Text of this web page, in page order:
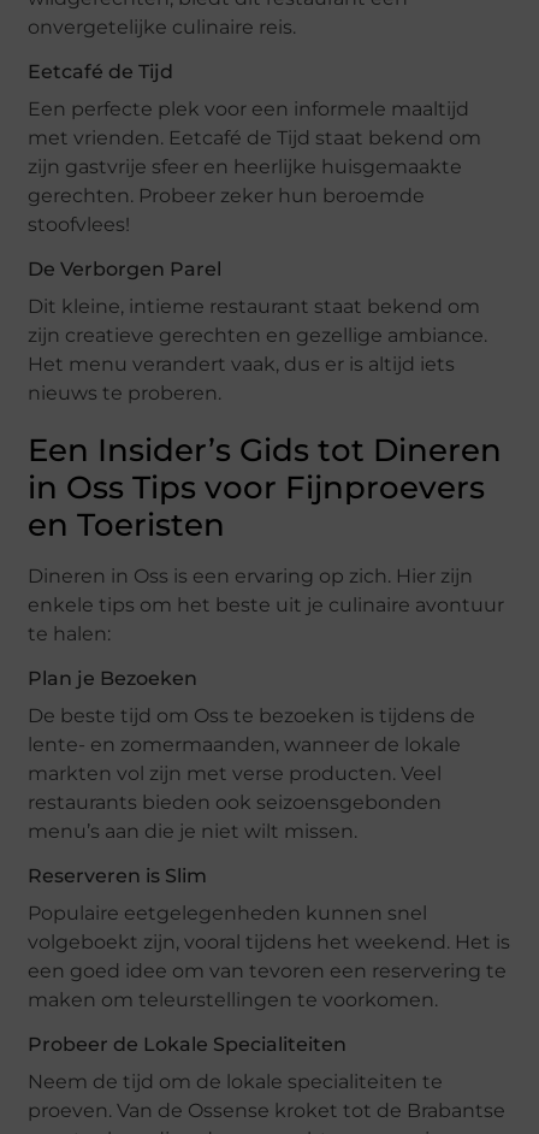
onvergetelijke culinaire reis.
Eetcafé de Tijd
Een perfecte plek voor een informele maaltijd
met vrienden. Eetcafé de Tijd staat bekend om
zijn gastvrije sfeer en heerlijke huisgemaakte
gerechten. Probeer zeker hun beroemde
stoofvlees!
De Verborgen Parel
Dit kleine, intieme restaurant staat bekend om
zijn creatieve gerechten en gezellige ambiance.
Het menu verandert vaak, dus er is altijd iets
nieuws te proberen.
Een Insider’s Gids tot Dineren
in Oss Tips voor Fijnproevers
en Toeristen
Dineren in Oss is een ervaring op zich. Hier zijn
enkele tips om het beste uit je culinaire avontuur
te halen:
Plan je Bezoeken
De beste tijd om Oss te bezoeken is tijdens de
lente- en zomermaanden, wanneer de lokale
markten vol zijn met verse producten. Veel
restaurants bieden ook seizoensgebonden
menu’s aan die je niet wilt missen.
Reserveren is Slim
Populaire eetgelegenheden kunnen snel
volgeboekt zijn, vooral tijdens het weekend. Het is
een goed idee om van tevoren een reservering te
maken om teleurstellingen te voorkomen.
Probeer de Lokale Specialiteiten
Neem de tijd om de lokale specialiteiten te
proeven. Van de Ossense kroket tot de Brabantse